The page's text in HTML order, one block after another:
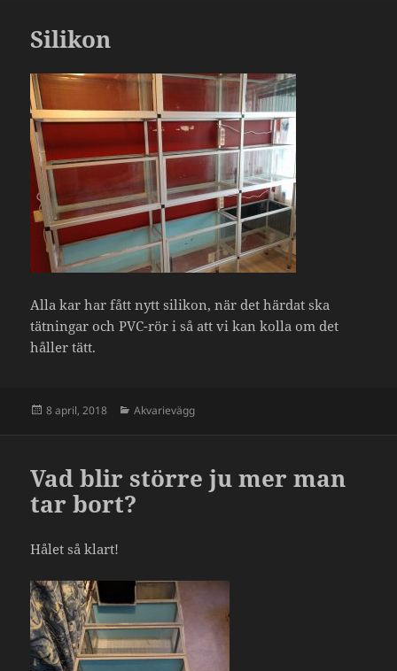
Silikon
Alla kar har fått nytt silikon, när det härdat ska
tätningar och PVC-rör i så att vi kan kolla om det
håller tätt.
Postat
8 april, 2018 Kategorier
Akvarievägg
Vad blir större ju mer man
tar bort?
Hålet så klart!